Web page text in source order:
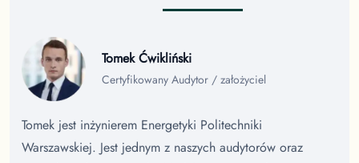
Tomek Ćwikliński
Certyfikowany Audytor / założyciel
Tomek jest inżynierem Energetyki Politechniki
Warszawskiej. Jest jednym z naszych audytorów oraz